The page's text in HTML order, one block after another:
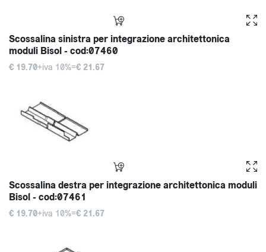
Scossalina sinistra per integrazione architettonica
moduli Bisol - cod:07460
€ 19.70+iva 10%=€ 21.67
Scossalina destra per integrazione architettonica moduli
Bisol - cod:07461
€ 19.70+iva 10%=€ 21.67